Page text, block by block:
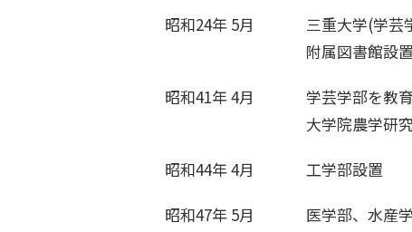
昭和24年 5月
三重大学(学芸
附属図書館設置
昭和41年 4月
学芸学部を教
大学院農学研
昭和44年 4月
工学部設置
昭和47年 5月
医学部、水産